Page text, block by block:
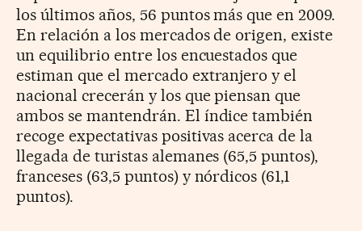
los últimos años, 56 puntos más que en 2009.
En relación a los mercados de origen, existe
un equilibrio entre los encuestados que
estiman que el mercado extranjero y el
nacional crecerán y los que piensan que
ambos se mantendrán. El índice también
recoge expectativas positivas acerca de la
llegada de turistas alemanes (65,5 puntos),
franceses (63,5 puntos) y nórdicos (61,1
puntos).